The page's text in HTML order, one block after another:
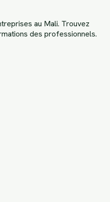
au Mali. Trouvez
des professionnels.